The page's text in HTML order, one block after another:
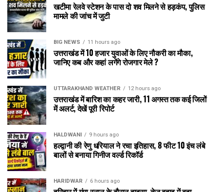
खटीमा रेलवे स्टेशन के पास दो शव मिलने से हड़कंप, पुलिस
मामले की जांच में जुटी
BIG NEWS 11 hours ago
उत्तराखंड में 10 हजार युवाओं के लिए नौकरी का मौका,
जानिए कब और कहां लगेंगे रोजगार मेले ?
UTTARAKHAND WEATHER 12 hours ago
उत्तराखंड में बारिश का कहर जारी, 11 अगस्त तक कई जिलों
में अलर्ट, देखें पूरी रिपोर्ट
HALDWANI 9 hours ago
हल्द्वानी की रेणु धरियाल ने रचा इतिहास, 8 फीट 10 इंच लंबे
बालों से बनाया गिनीज वर्ल्ड रिकॉर्ड
HARIDWAR 6 hours ago